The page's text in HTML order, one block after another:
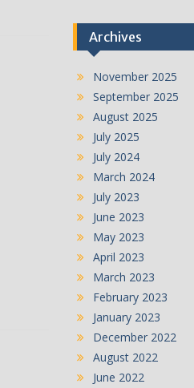
Archives
November 2025
September 2025
August 2025
July 2025
July 2024
March 2024
July 2023
June 2023
May 2023
April 2023
March 2023
February 2023
January 2023
December 2022
August 2022
June 2022